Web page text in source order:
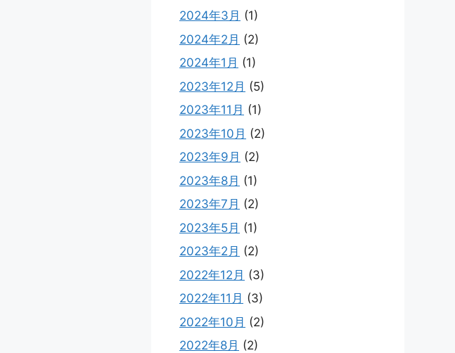
2024年3月 (1)
2024年2月 (2)
2024年1月 (1)
2023年12月 (5)
2023年11月 (1)
2023年10月 (2)
2023年9月 (2)
2023年8月 (1)
2023年7月 (2)
2023年5月 (1)
2023年2月 (2)
2022年12月 (3)
2022年11月 (3)
2022年10月 (2)
2022年8月 (2)